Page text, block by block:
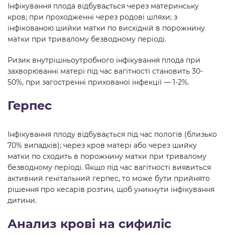
Інфікування плода відбувається через материнську
кров; при проходженні через родові шляхи; з
інфікованою шийки матки по висхідній в порожнину
матки при тривалому безводному періоді.
Ризик внутрішньоутробного інфікування плода при
захворюванні матері під час вагітності становить 30-
50%, при загостренні прихованої інфекції — 1-2%.
Герпес
Інфікування плоду відбувається під час пологів (близько
70% випадків); через кров матері або через шийку
матки по сходить в порожнину матки при тривалому
безводному періоді. Якщо під час вагітності виявиться
активний генітальний герпес, то може бути прийнято
рішення про кесарів розтин, щоб уникнути інфікування
дитини.
Анализ крові на сифиліс